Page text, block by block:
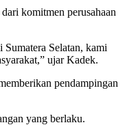
komitmen perusahaan
Selatan, kami
ujar Kadek.
pendampingan
yang berlaku.